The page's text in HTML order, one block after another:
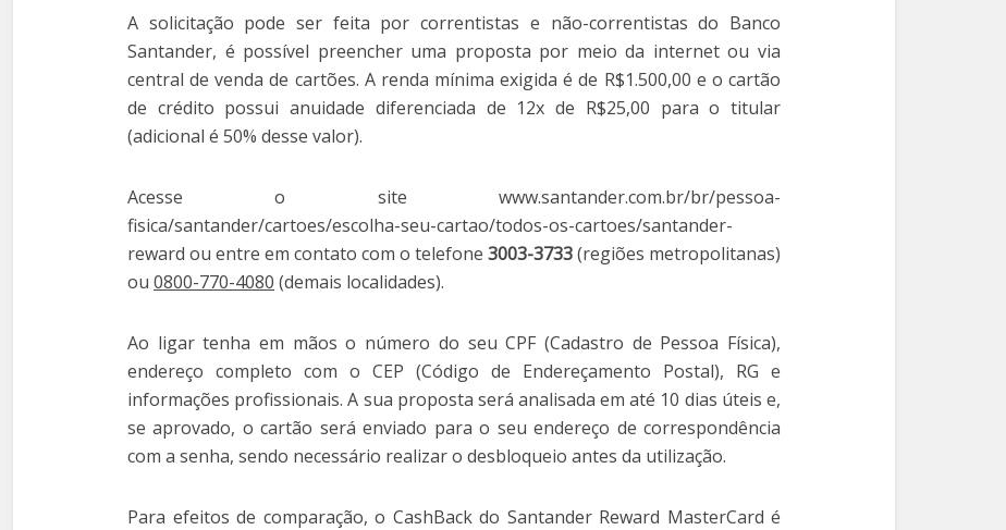
A solicitação pode ser feita por correntistas e não-correntistas do Banco
Santander, é possível preencher uma proposta por meio da internet ou via
central de venda de cartões. A renda mínima exigida é de R$1.500,00 e o cartão
de crédito possui anuidade diferenciada de 12x de R$25,00 para o titular
(adicional é 50% desse valor).
Acesse o site www.santander.com.br/br/pessoa-
fisica/santander/cartoes/escolha-seu-cartao/todos-os-cartoes/santander-
reward ou entre em contato com o telefone 3003-3733(regiões metropolitanas)
ou 0800-770-4080 (demais localidades).
Ao ligar tenha em mãos o número do seu CPF (Cadastro de Pessoa Física),
endereço completo com o CEP (Código de Endereçamento Postal), RG e
informações profissionais. A sua proposta será analisada em até 10 dias úteis e,
se aprovado, o cartão será enviado para o seu endereço de correspondência
com a senha, sendo necessário realizar o desbloqueio antes da utilização.
Para efeitos de comparação, o CashBack do Santander Reward MasterCard é